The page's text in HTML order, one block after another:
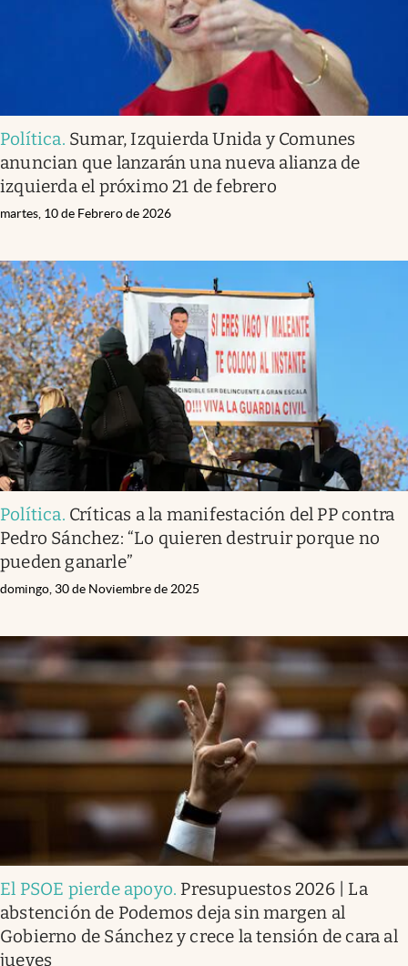
Política. Sumar, Izquierda Unida y Comunes
anuncian que lanzarán una nueva alianza de
izquierda el próximo 21 de febrero
martes, 10 de Febrero de 2026
Política. Críticas a la manifestación del PP contra
Pedro Sánchez: “Lo quieren destruir porque no
pueden ganarle”
domingo, 30 de Noviembre de 2025
El PSOE pierde apoyo. Presupuestos 2026 | La
abstención de Podemos deja sin margen al
Gobierno de Sánchez y crece la tensión de cara al
jueves